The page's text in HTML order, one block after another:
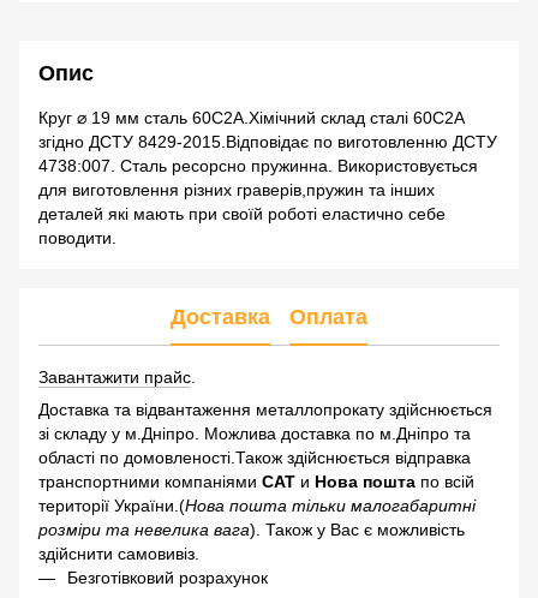
Опис
Круг ⌀ 19 мм сталь 60С2А.Хімічний склад сталі 60С2А
згідно ДСТУ 8429-2015.Відповідає по виготовленню ДСТУ
4738:007. Сталь ресорсно пружинна. Використовується
для виготовлення різних граверів,пружин та інших
деталей які мають при своїй роботі еластично себе
поводити.
Доставка Оплата
Завантажити прайс
Доставка та відвантаження металлопрокату здійснюється
зі складу у м.Дніпро. Можлива доставка по м.Дніпро та
області по домовленості.Також здійснюється відправка
транспортними компаніями САТ и Нова пошта по всій
території України.(Нова пошта тільки малогабаритні
розміри та невелика вага). Також у Вас є можливість
здійснити самовивіз.
Безготівковий розрахунок